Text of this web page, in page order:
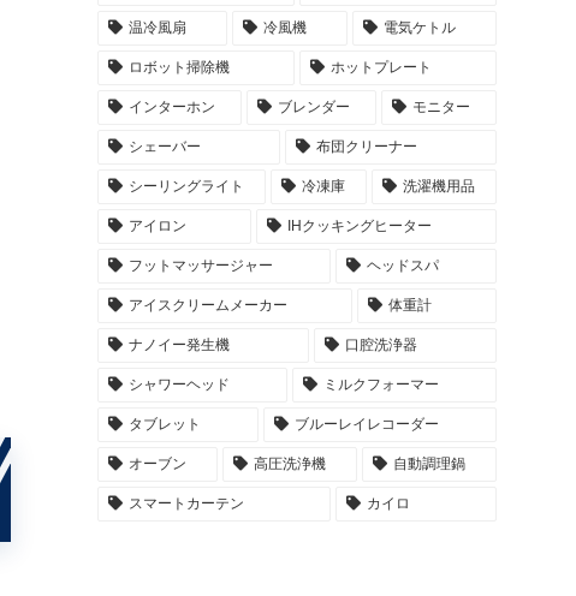
温冷風扇 冷風機 電気ケトル
ロボット掃除機 ホットプレート
インターホン ブレンダー モニター
シェーバー 布団クリーナー
シーリングライト 冷凍庫 洗濯機用品
アイロン IHクッキングヒーター
フットマッサージャー ヘッドスパ
アイスクリームメーカー 体重計
ナノイー発生機 口腔洗浄器
シャワーヘッド ミルクフォーマー
タブレット ブルーレイレコーダー
オーブン 高圧洗浄機 自動調理鍋
スマートカーテン カイロ